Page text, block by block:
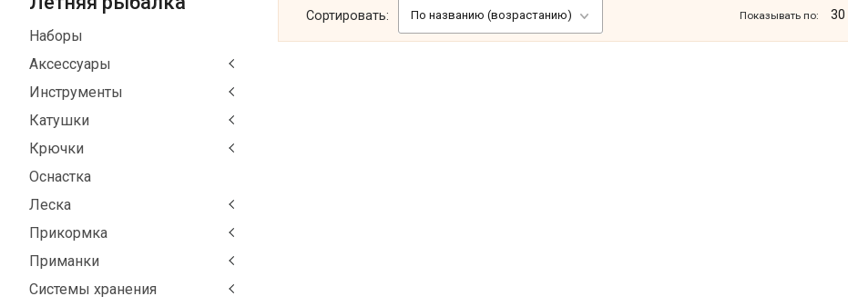
Наборы
Аксессуары
Инструменты
Катушки
Крючки
Оснастка
Леска
Прикормка
Приманки
Системы хранения
Сортировать: По названию (возрастанию) Показывать по: 30